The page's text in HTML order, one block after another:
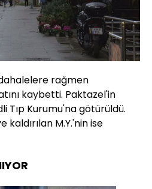
rağmen
kaybetti. Paktazel'in
Tıp Kurumu'na götürüldü.
M.Y.'nin ise